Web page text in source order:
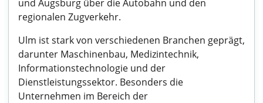
und Augsburg über die Autobahn und den
regionalen Zugverkehr.
Ulm ist stark von verschiedenen Branchen geprägt,
darunter Maschinenbau, Medizintechnik,
Informationstechnologie und der
Dienstleistungssektor. Besonders die
Unternehmen im Bereich der